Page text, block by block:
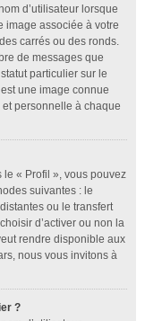
d’utilisateur lorsque
image associée à votre
carrés ou des ronds.
de messages que
particulier sur le
une image connue
personnelle à chaque
le « Profil », vous pouvez
suivantes : le
ou le transfert
d’activer ou non la
rendre disponible aux
nous vous invitons à
?